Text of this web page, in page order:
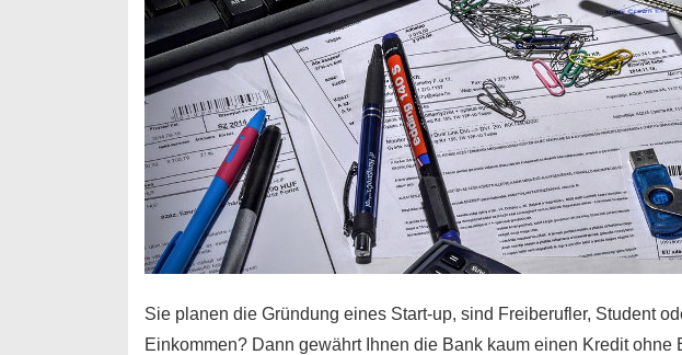
Sie planen die Gründung eines Start-up, sind Freiberufler, Student
Einkommen? Dann gewährt Ihnen die Bank kaum einen Kredit